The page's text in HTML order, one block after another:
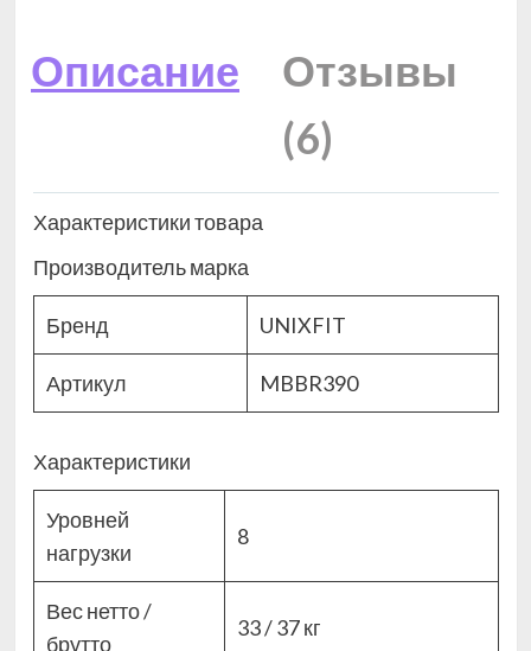
Описание
Отзывы
(6)
Характеристики товара
Производитель марка
Бренд UNIXFIT
Артикул MBBR390
Характеристики
Уровней
нагрузки
8
Вес нетто /
брутто
33 / 37 кг